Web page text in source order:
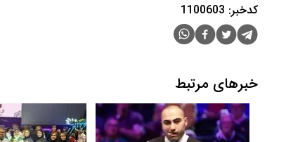
کدخبر: 1100603
خبرهای مرتبط